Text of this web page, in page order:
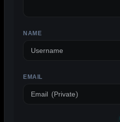
NAME
EMAIL